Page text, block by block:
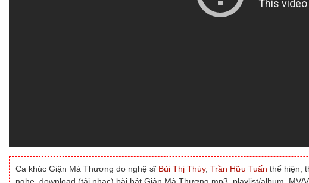
Ca khúc Giận Mà Thương do nghệ sĩ Bùi Thị Thúy, Trần Hữu Tuấn thể hiện,
nghe, download (tải nhạc) bài hát Giận Mà Thương mp3, playlist/album,